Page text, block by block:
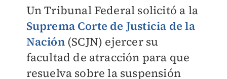
Un Tribunal Federal solicitó a la
Suprema Corte de Justicia de la
Nación(SCJN) ejercer su
facultad de atracción para que
resuelva sobre la suspensión